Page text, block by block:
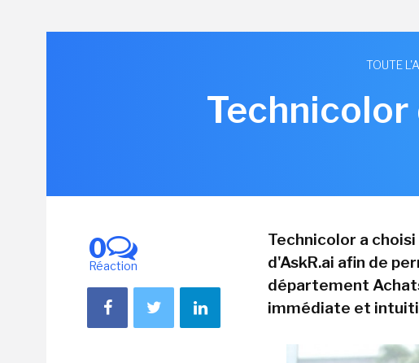
TOUTE
Technicolor
0
Réaction
Technicolor a
d'AskR.ai afin de
département
immédiate et